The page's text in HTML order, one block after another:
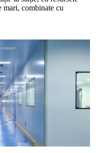
mari, combinate cu